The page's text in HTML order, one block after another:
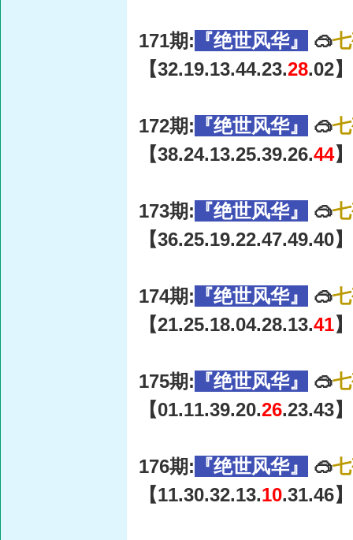
171期: 『绝世风华』 🥽
【32.19.13.44.23.28.02】
172期: 『绝世风华』 🥽
【38.24.13.25.39.26.44】
173期: 『绝世风华』 🥽
【36.25.19.22.47.49.40】
174期: 『绝世风华』 🥽
【21.25.18.04.28.13.41】
175期: 『绝世风华』 🥽
【01.11.39.20.26.23.43】
176期: 『绝世风华』 🥽
【11.30.32.13.10.31.46】